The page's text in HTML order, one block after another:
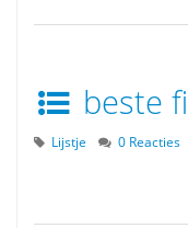
beste
Lijstje 0 Reacties